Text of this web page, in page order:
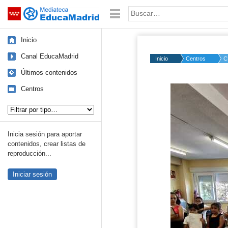
Saltar navegación Palabra o frase:
Inicio
Canal EducaMadrid
Últimos contenidos
Centros
Inicia sesión para aportar
contenidos, crear listas de
reproducción...
Iniciar sesión
Inicio Centros